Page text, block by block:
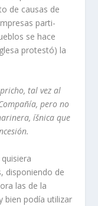
de causas de
parti­
se hace
protestó) la
cho, tal vez al
pero no
íšnica que
disponiendo de
las de la
bien podí­a utilizar